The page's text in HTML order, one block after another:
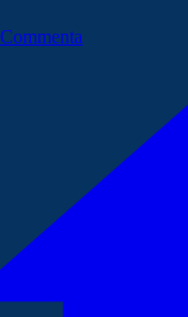
Commenta